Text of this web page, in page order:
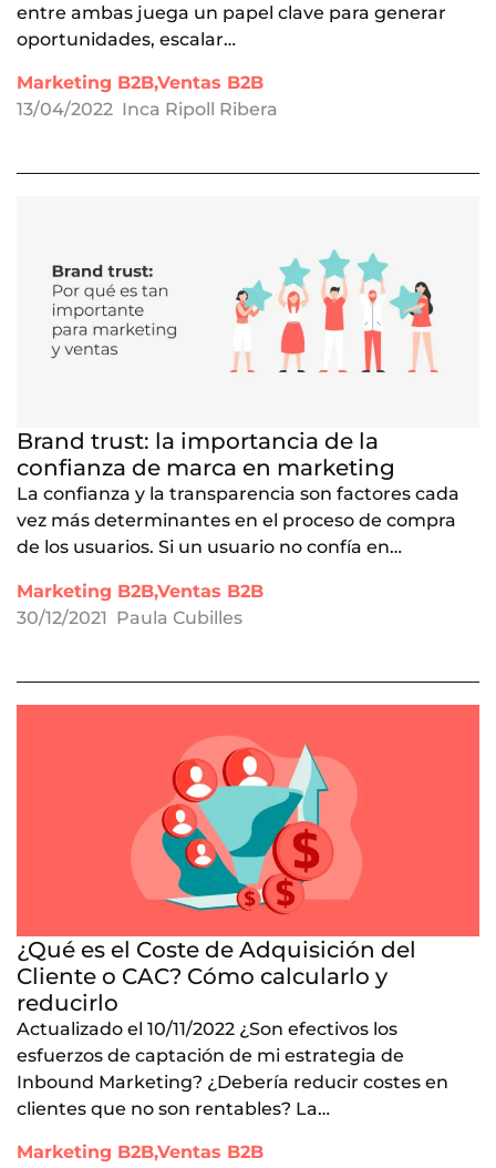
entre ambas juega un papel clave para generar
oportunidades, escalar…
Marketing B2B,Ventas B2B
13/04/2022 Inca Ripoll Ribera
Brand trust: la importancia de la
confianza de marca en marketing
La confianza y la transparencia son factores cada
vez más determinantes en el proceso de compra
de los usuarios. Si un usuario no confía en…
Marketing B2B,Ventas B2B
30/12/2021 Paula Cubilles
¿Qué es el Coste de Adquisición del
Cliente o CAC? Cómo calcularlo y
reducirlo
Actualizado el 10/11/2022 ¿Son efectivos los
esfuerzos de captación de mi estrategia de
Inbound Marketing? ¿Debería reducir costes en
clientes que no son rentables? La…
Marketing B2B,Ventas B2B